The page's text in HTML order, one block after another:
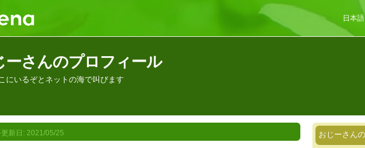
日本語
ーさんのプロフィール
にいるぞとネットの海で叫びます
更新日: 2021/05/25 おじーさん